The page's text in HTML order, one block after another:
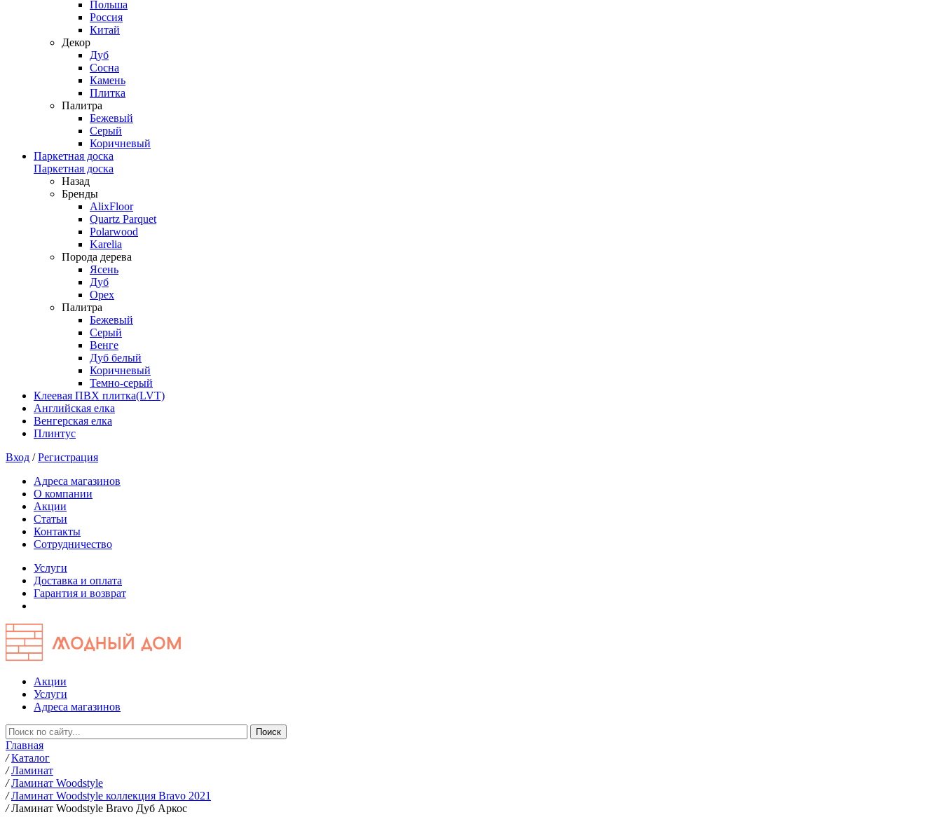
Польша
Россия
Китай
Декор
Дуб
Сосна
Камень
Плитка
Палитра
Бежевый
Серый
Коричневый
Паркетная доска
Паркетная доска
Назад
Бренды
AlixFloor
Quartz Parquet
Polarwood
Karelia
Порода дерева
Ясень
Дуб
Орех
Палитра
Бежевый
Серый
Венге
Дуб белый
Коричневый
Темно-серый
Клеевая ПВХ плитка(LVT)
Английская елка
Венгерская елка
Плинтус
Вход /Регистрация
Адреса магазинов
О компании
Акции
Статьи
Контакты
Сотрудничество
Услуги
Доставка и оплата
Гарантия и возврат
Акции
Услуги
Адреса магазинов
Главная
/ Каталог
/ Ламинат
/ Ламинат Woodstyle
/ Ламинат Woodstyle коллекция Bravo 2021
/ Ламинат Woodstyle Bravo Дуб Аркос